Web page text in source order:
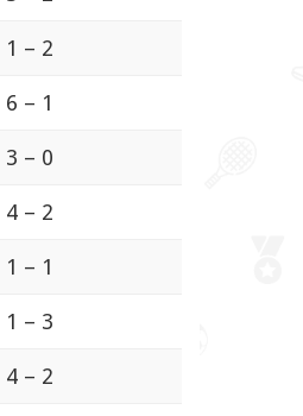
1 – 2
6 – 1
3 – 0
4 – 2
1 – 1
1 – 3
4 – 2